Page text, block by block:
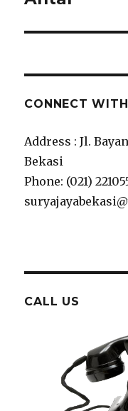
CONNECT
Address : Jl.
Bekasi
Phone: (021)
CALL US